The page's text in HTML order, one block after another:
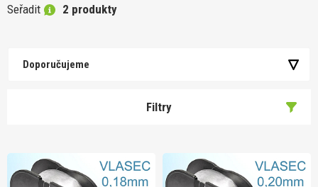
Seřadit 2 produkty
Doporučujeme
Filtry